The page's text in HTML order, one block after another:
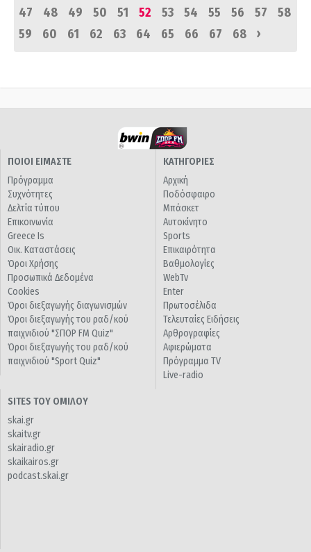
47
48 49 50 51 52 53 54 55 56 57
58
59
60 61 62 63 64 65 66 67 68 ›
ΠΟΙΟΙ ΕΙΜΑΣΤΕ
Πρόγραμμα
Συχνότητες
Δελτία τύπου
Επικοινωνία
Greece Is
Οικ. Καταστάσεις
Όροι Χρήσης
Προσωπικά Δεδομένα
Cookies
Όροι διεξαγωγής διαγωνισμών
Όροι διεξαγωγής του ραδ/κού
παιχνιδιού "ΣΠΟΡ FM Quiz"
Όροι διεξαγωγής του ραδ/κού
παιχνιδιού "Sport Quiz"
ΚΑΤΗΓΟΡΙΕΣ
Αρχική
Ποδόσφαιρο
Μπάσκετ
Αυτοκίνητο
Sports
Επικαιρότητα
Βαθμολογίες
WebTv
Enter
Πρωτοσέλιδα
Τελευταίες Ειδήσεις
Αρθρογραφίες
Αφιερώματα
Πρόγραμμα TV
Live-radio
SITES ΤΟΥ ΟΜΙΛΟΥ
skai.gr
skaitv.gr
skairadio.gr
skaikairos.gr
podcast.skai.gr